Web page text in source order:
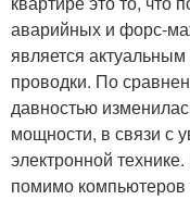
аварийных и форс-
является
проводки. По
давностью
мощности, в связи с
электронной
помимо компьютеров